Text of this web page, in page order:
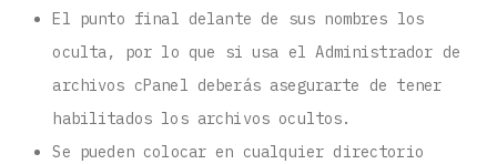
El punto final delante de sus nombres los
oculta, por lo que si usa el Administrador de
archivos cPanel deberás asegurarte de tener
habilitados los archivos ocultos.
Se pueden colocar en cualquier directorio